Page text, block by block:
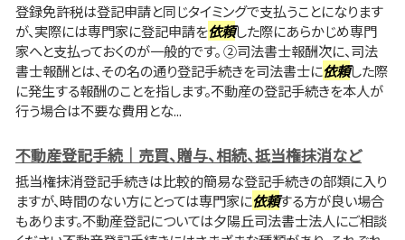
登録免許税は登記申請と同じタイミングで支払うことになります
が、実際には専門家に登記申請を依頼した際にあらかじめ専門
家へと支払っておくのが一般的です。 ②司法書士報酬次に、司法
書士報酬とは、その名の通り登記手続きを司法書士に依頼した際
に発生する報酬のことを指します。不動産の登記手続きを本人が
行う場合は不要な費用とな...
不動産登記手続｜売買、贈与、相続、抵当権抹消など
抵当権抹消登記手続きは比較的簡易な登記手続きの部類に入り
ますが、時間のない方にとっては専門家に依頼する方が良い場合
もあります。不動産登記については夕陽丘司法書士法人にご相談